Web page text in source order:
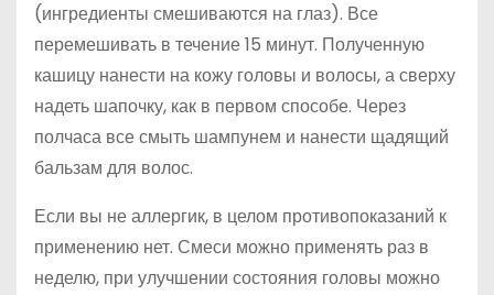
(ингредиенты смешиваются на глаз). Все
перемешивать в течение 15 минут. Полученную
кашицу нанести на кожу головы и волосы, а сверху
надеть шапочку, как в первом способе. Через
полчаса все смыть шампунем и нанести щадящий
бальзам для волос.
Если вы не аллергик, в целом противопоказаний к
применению нет. Смеси можно применять раз в
неделю, при улучшении состояния головы можно